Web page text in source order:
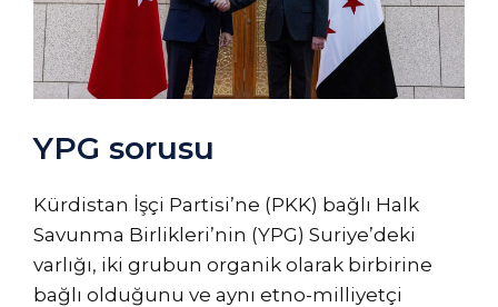
YPG sorusu
Kürdistan İşçi Partisi’ne (PKK) bağlı Halk
Savunma Birlikleri’nin (YPG) Suriye’deki
varlığı, iki grubun organik olarak birbirine
bağlı olduğunu ve aynı etno-milliyetçi